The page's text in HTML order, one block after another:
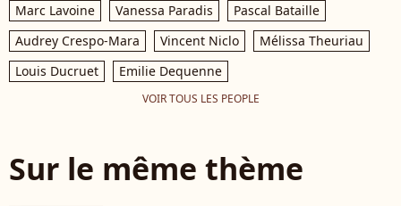
Marc Lavoine Vanessa Paradis
Pascal Bataille
Audrey Crespo-Mara
Vincent Niclo
Mélissa Theuriau
Louis Ducruet
Emilie Dequenne
VOIR TOUS LES PEOPLE
Sur le même thème